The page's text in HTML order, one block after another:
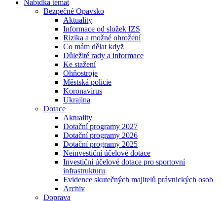
Nabídka témat
Bezpečné Opavsko
Aktuality
Informace od složek IZS
Rizika a možné ohrožení
Co mám dělat když
Důležité rady a informace
Ke stažení
Ohňostroje
Městská policie
Koronavirus
Ukrajina
Dotace
Aktuality
Dotační programy 2027
Dotační programy 2026
Dotační programy 2025
Neinvestiční účelové dotace
Investiční účelové dotace pro sportovní
infrastrukturu
Evidence skutečných majitelů právnických osob
Archiv
Doprava